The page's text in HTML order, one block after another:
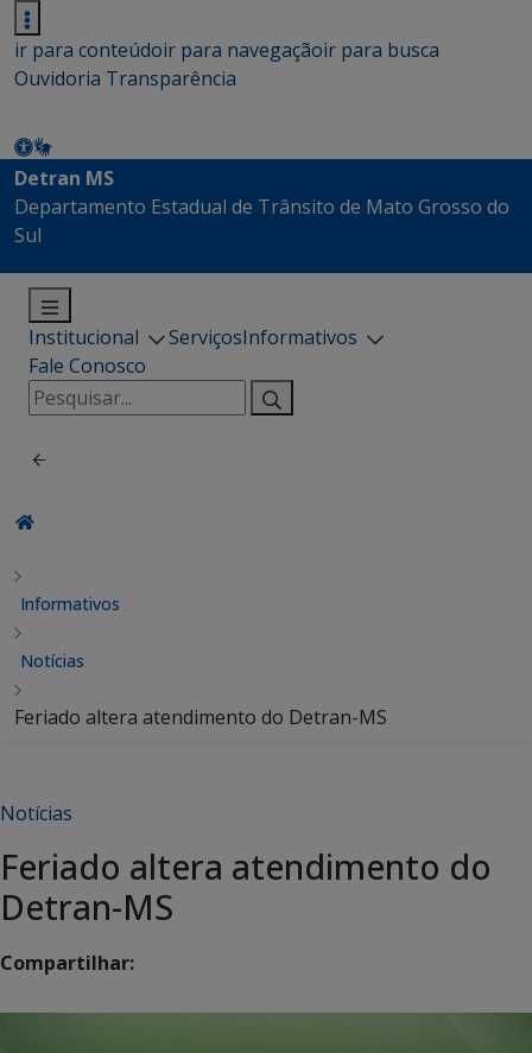
ir para conteúdoir para navegaçãoir para busca
Ouvidoria Transparência
Detran MS
Departamento Estadual de Trânsito de Mato Grosso do
Sul
Institucional ServiçosInformativos
Fale Conosco
Pesquisar
por:
Informativos
Notícias
Feriado altera atendimento do Detran-MS
Notícias
Feriado altera atendimento do
Detran-MS
Compartilhar: